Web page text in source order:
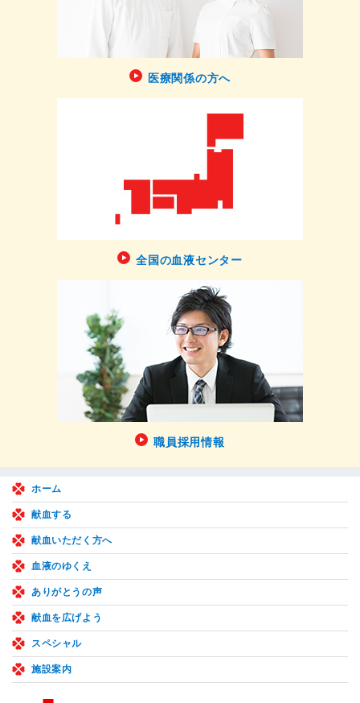
医療関係の方へ
全国の血液センター
職員採用情報
ホーム
献血する
献血いただく方へ
血液のゆくえ
ありがとうの声
献血を広げよう
スペシャル
施設案内